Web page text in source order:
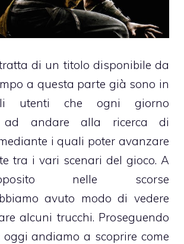
di un titolo disponibile da
a questa parte già sono in
utenti che ogni giorno
ad andare alla ricerca di
i quali poter avanzare
tra i vari scenari del gioco. A
nelle scorse
avuto modo di vedere
alcuni trucchi. Proseguendo
andiamo a scoprire come